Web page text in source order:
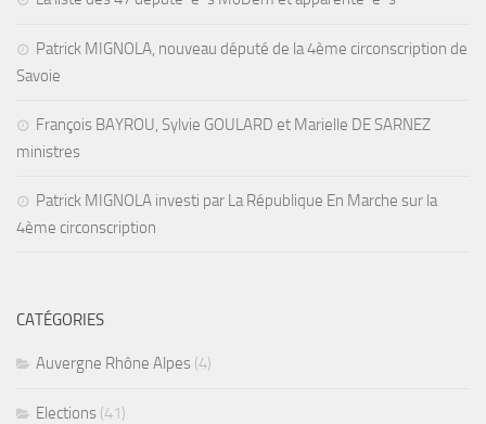
Patrick MIGNOLA, nouveau député de la 4ème circonscription de
Savoie
François BAYROU, Sylvie GOULARD et Marielle DE SARNEZ
ministres
Patrick MIGNOLA investi par La République En Marche sur la
4ème circonscription
CATÉGORIES
Auvergne Rhône Alpes (4)
Elections (41)